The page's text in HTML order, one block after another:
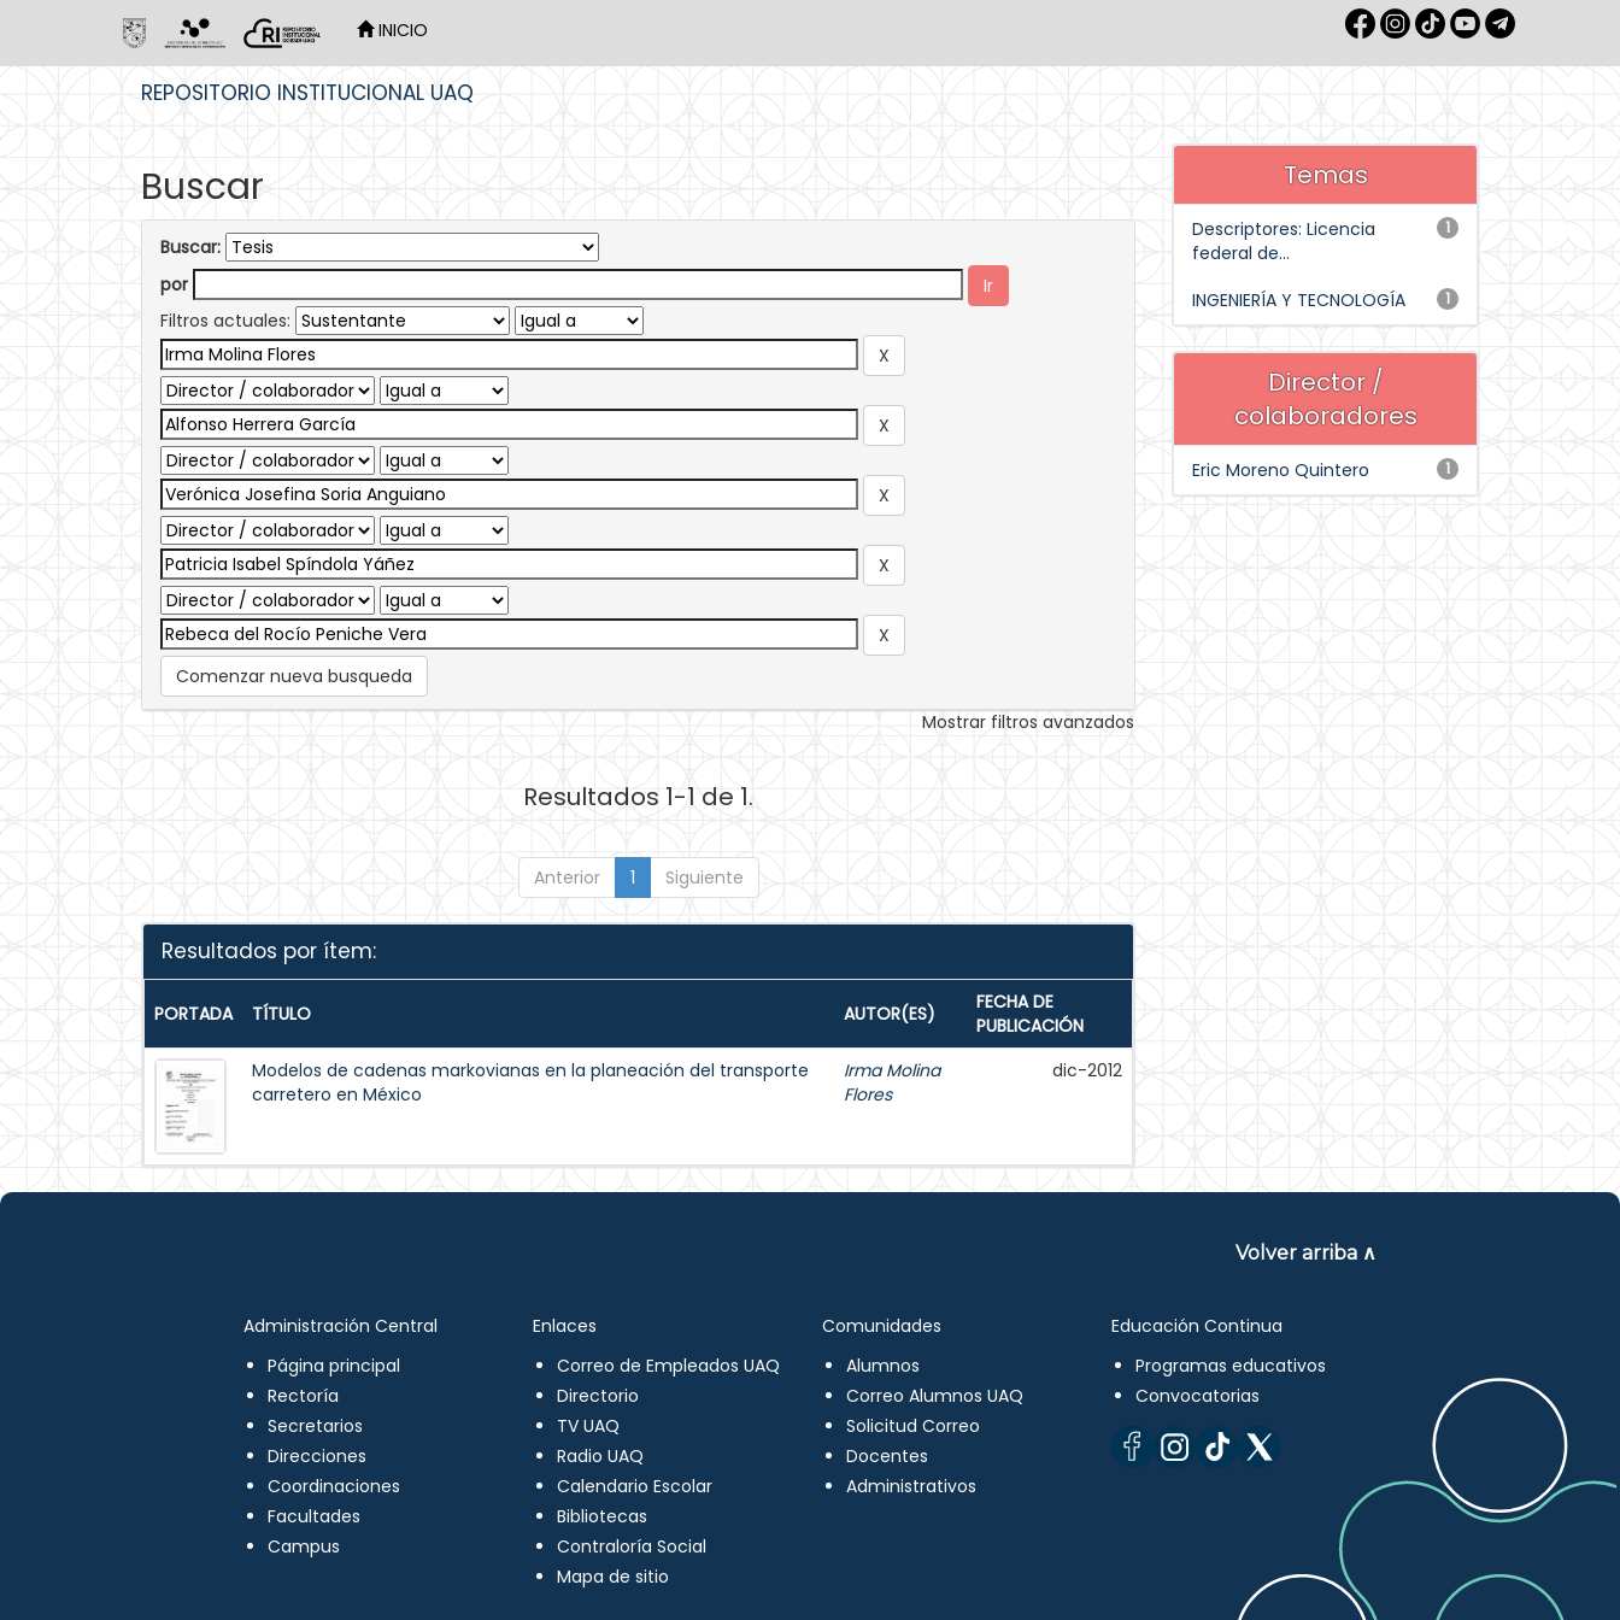
INICIO
REPOSITORIO INSTITUCIONAL UAQ
Buscar
Buscar:
por
Filtros actuales:
Comenzar nueva busqueda
Mostrar filtros avanzados
Resultados 1-1 de 1.
Anterior 1 Siguiente
Resultados por ítem:
PORTADA TÍTULO AUTOR(ES)
FECHA DE
PUBLICACIÓN
Modelos de cadenas markovianas en la planeación del transporte
carretero en México
Irma Molina
Flores
dic-2012
Temas
1
Descriptores: Licencia
federal de...
1
INGENIERÍA Y TECNOLOGÍA
Director /
colaboradores
1
Eric Moreno Quintero
Volver arriba ∧
Administración Central
Página principal
Rectoría
Secretarios
Direcciones
Coordinaciones
Facultades
Campus
Enlaces
Correo de Empleados UAQ
Directorio
TV UAQ
Radio UAQ
Calendario Escolar
Bibliotecas
Contraloría Social
Mapa de sitio
Comunidades
Alumnos
Correo Alumnos UAQ
Solicitud Correo
Docentes
Administrativos
Educación Continua
Programas educativos
Convocatorias